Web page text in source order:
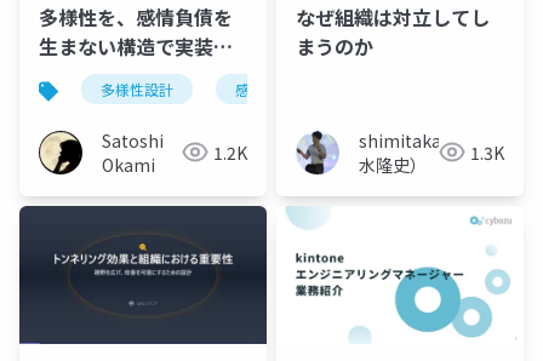
多様性を、感情負債を
生まない構造で実装す
る
多様性設計 感情負債
Satoshi
Okami
1.2K
なぜ組織は対立してし
まうのか
shimitaka（清
水隆史）
1.3K